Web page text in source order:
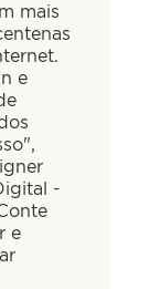
mais
e
-
e